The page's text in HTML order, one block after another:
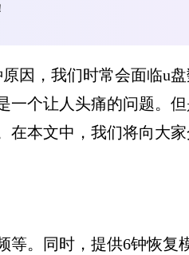
因，我们时常会面临u
一个让人头痛的问题。
在本文中，我们将向大
等。同时，提供6钟恢复